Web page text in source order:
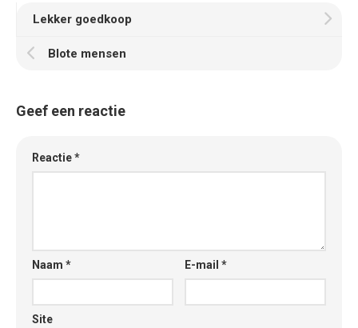
Lekker goedkoop
Blote mensen
Geef een reactie
Reactie*
Naam * E-mail*
Site